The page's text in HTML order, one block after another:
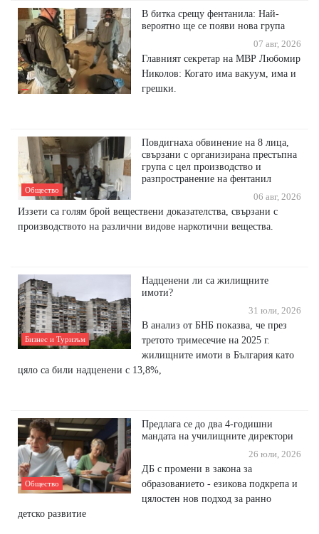
В битка срещу фентанила: Най-
вероятно ще се появи нова група
07 авг, 2026
Главният секретар на МВР Любомир
Николов: Когато има вакуум, има и
грешки.
Общество
Повдигнаха обвинение на 8 лица,
свързани с организирана престъпна
група с цел производство и
разпространение на фентанил
06 авг, 2026
Иззети са голям брой веществени доказателства, свързани с
производството на различни видове наркотични вещества.
Бизнес и Туризъм
Надценени ли са жилищните
имоти?
31 юли, 2026
В анализ от БНБ показва, че през
третото тримесечие на 2025 г.
жилищните имоти в България като
цяло са били надценени с 13,8%,
Общество
Предлага се до два 4-годишни
мандата на училищните директори
26 юли, 2026
ДБ с промени в закона за
образованието - езикова подкрепа и
цялостен нов подход за ранно
детско развитие